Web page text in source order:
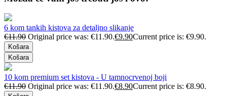
6 kom tankih kistova za detaljno slikanje
€11.90 Original price was: €11.90.€9.90Current price is: €9.90.
Košara
Košara
10 kom premium set kistova - U tamnocrvenoj boji
€11.90 Original price was: €11.90.€8.90Current price is: €8.90.